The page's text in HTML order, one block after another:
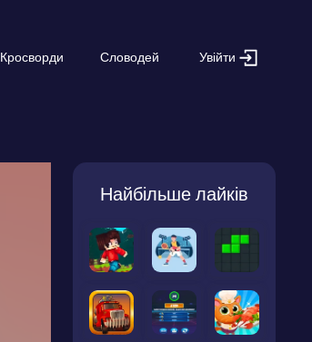
Кросворди Словодей Увійти
Найбільше лайків